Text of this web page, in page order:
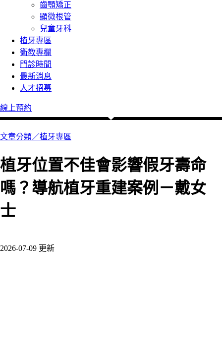
齒顎矯正
顯微根管
兒童牙科
植牙專區
衛教專欄
門診時間
最新消息
人才招募
線上預約
文章分類／植牙專區
植牙位置不佳會影響假牙壽命
嗎？導航植牙重建案例－戴女
士
2026-07-09 更新